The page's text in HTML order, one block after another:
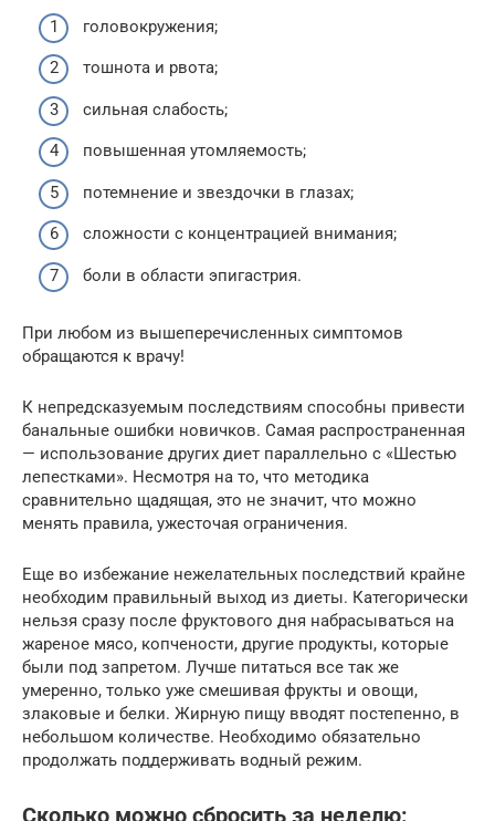
головокружения;
тошнота и рвота;
сильная слабость;
повышенная утомляемость;
потемнение и звездочки в глазах;
сложности с концентрацией внимания;
боли в области эпигастрия.
При любом из вышеперечисленных симптомов
обращаются к врачу!
К непредсказуемым последствиям способны привести
банальные ошибки новичков. Самая распространенная
— использование других диет параллельно с «Шестью
лепестками». Несмотря на то, что методика
сравнительно щадящая, это не значит, что можно
менять правила, ужесточая ограничения.
Еще во избежание нежелательных последствий крайне
необходим правильный выход из диеты. Категорически
нельзя сразу после фруктового дня набрасываться на
жареное мясо, копчености, другие продукты, которые
были под запретом. Лучше питаться все так же
умеренно, только уже смешивая фрукты и овощи,
злаковые и белки. Жирную пищу вводят постепенно, в
небольшом количестве. Необходимо обязательно
продолжать поддерживать водный режим.